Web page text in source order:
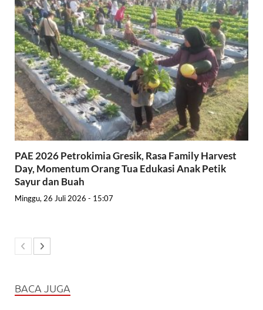
PAE 2026 Petrokimia Gresik, Rasa Family Harvest
Day, Momentum Orang Tua Edukasi Anak Petik
Sayur dan Buah
Minggu, 26 Juli 2026 - 15:07
BACA JUGA